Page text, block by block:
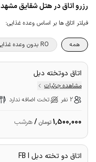
رزرو اتاق در هتل شقایق مشهد
فیلتر اتاق ها بر اساس وعده غذایی:
همه RO بدون وعده غذایی
اتاق دوتخته دبل
مشاهده جزئیات
2 نفر
تخت اضافه ندارد
1,500,000تومان /هرشب
اتاق دو تخته دبل FB I